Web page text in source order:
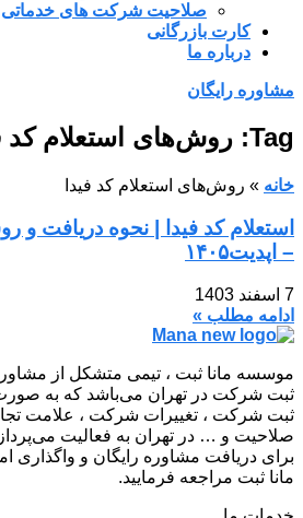
صلاحیت شرکت های خدماتی
کارت بازرگانی
درباره ما
مشاوره رایگان
Tag: روش‌های استعلام کد فیدا
خانه » روش‌های استعلام کد فیدا
استعلام کد فیدا | نحوه دریافت و
– اپدیت۱۴۰۵
7 اسفند 1403
ادامه مطلب »
موسسه مانا ثبت ، تیمی متشکل از
ثبت شرکت در تهران می‌باشد که به
ثبت شرکت ، تغییرات شرکت ، علامت
صلاحیت و … در تهران به فعالیت
برای دریافت مشاوره رایگان و واگذاری
مانا ثبت مراجعه فرمایید.